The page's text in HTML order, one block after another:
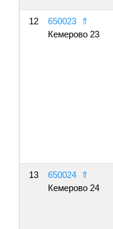
12 650023
⇑
Кемерово 23
13 650024
⇑
Кемерово 24